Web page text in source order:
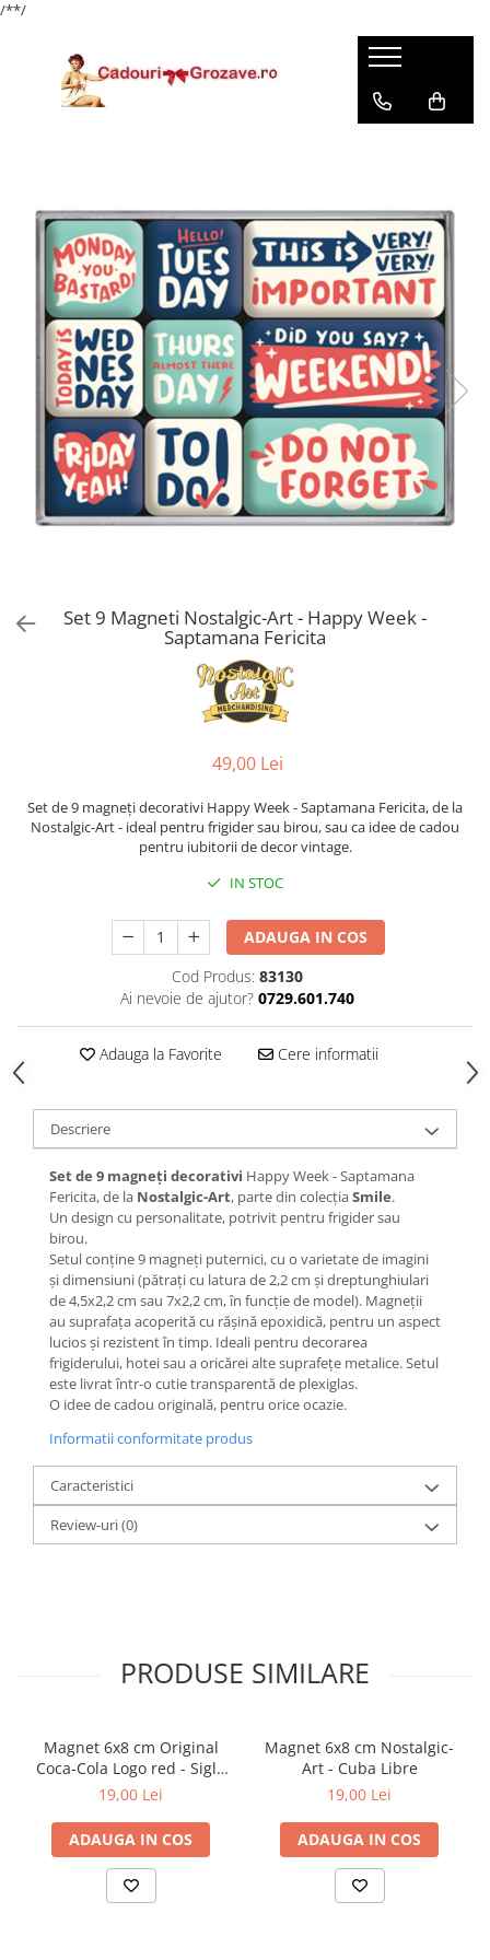
/**/
Set 9 Magneti Nostalgic-Art - Happy Week -
Saptamana Fericita
49,00 Lei
Set de 9 magneți decorativi Happy Week - Saptamana Fericita, de la
Nostalgic-Art - ideal pentru frigider sau birou, sau ca idee de cadou
pentru iubitorii de decor vintage.
IN STOC
ADAUGA IN COS
Cod Produs: 83130
Ai nevoie de ajutor? 0729.601.740
Adauga la Favorite Cere informatii
Descriere
Set de 9 magneți decorativi Happy Week - Saptamana
Fericita, de la Nostalgic-Art, parte din colecțiaSmile.
Un design cu personalitate, potrivit pentru frigider sau
birou.
Setul conține 9 magneți puternici, cu o varietate de imagini
și dimensiuni (pătrați cu latura de 2,2 cm și dreptunghiulari
de 4,5x2,2 cm sau 7x2,2 cm, în funcție de model). Magneții
au suprafața acoperită cu rășină epoxidică, pentru un aspect
lucios și rezistent în timp. Ideali pentru decorarea
frigiderului, hotei sau a oricărei alte suprafețe metalice. Setul
este livrat într-o cutie transparentă de plexiglas.
O idee de cadou originală, pentru orice ocazie.
Informatii conformitate produs
Caracteristici
Review-uri(0)
PRODUSE SIMILARE
Magnet 6x8 cm Original
Coca-Cola Logo red - Sigla
Rosie
19,00 Lei
ADAUGA IN COS
Magnet 6x8 cm Nostalgic-
Art - Cuba Libre
19,00 Lei
ADAUGA IN COS